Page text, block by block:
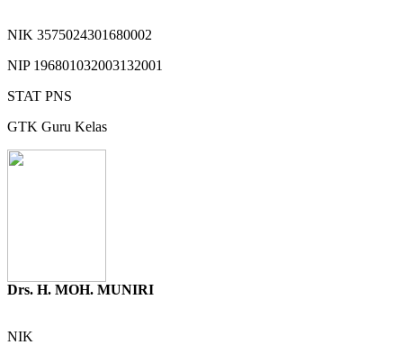
NIK 3575024301680002
NIP 196801032003132001
STAT PNS
GTK Guru Kelas
Drs. H. MOH. MUNIRI
NIK